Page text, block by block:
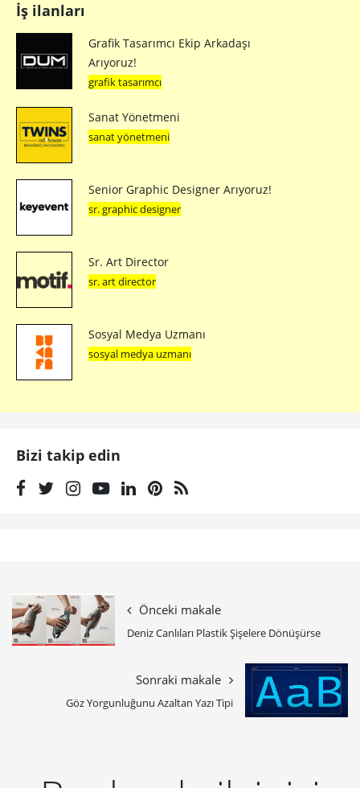
İş ilanları
Grafik Tasarımcı Ekip Arkadaşı
Arıyoruz!
grafik tasarımcı
Sanat Yönetmeni
sanat yönetmeni
Senior Graphic Designer Arıyoruz!
sr. graphic designer
Sr. Art Director
sr. art director
Sosyal Medya Uzmanı
sosyal medya uzmanı
Bizi takip edin
Önceki makale
Deniz Canlıları Plastik Şişelere Dönüşürse
Sonraki makale
Göz Yorgunluğunu Azaltan Yazı Tipi